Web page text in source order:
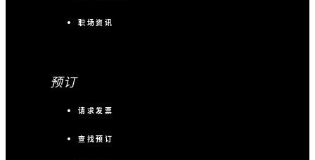
职场资讯
预订
请求发票
查找预订